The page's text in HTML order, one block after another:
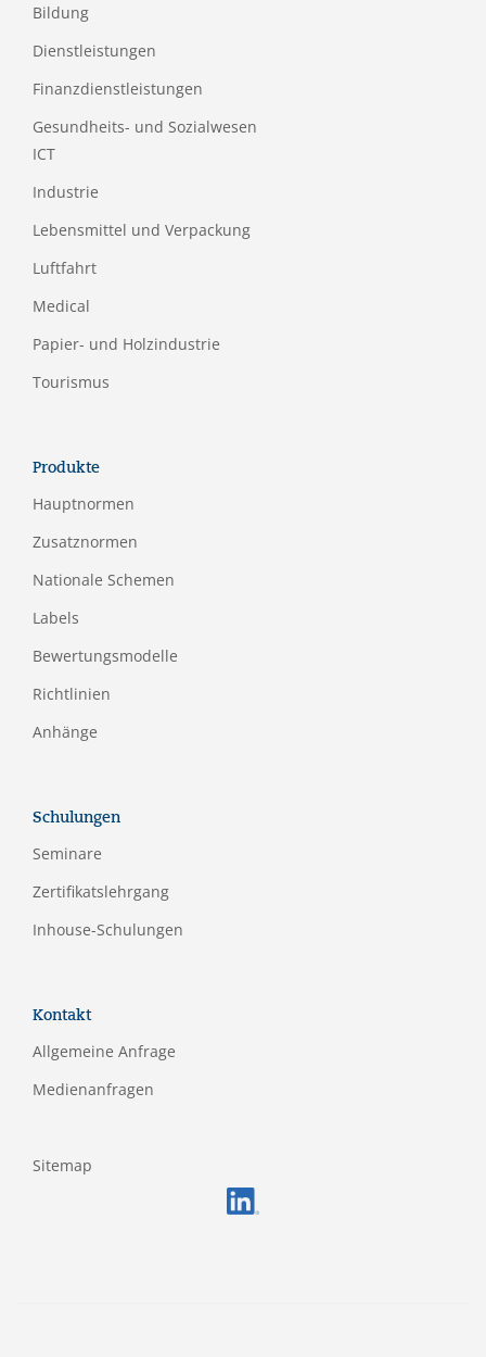
Bildung
Dienstleistungen
Finanzdienstleistungen
Gesundheits- und Sozialwesen
ICT
Industrie
Lebensmittel und Verpackung
Luftfahrt
Medical
Papier- und Holzindustrie
Tourismus
Produkte
Hauptnormen
Zusatznormen
Nationale Schemen
Labels
Bewertungsmodelle
Richtlinien
Anhänge
Schulungen
Seminare
Zertifikatslehrgang
Inhouse-Schulungen
Kontakt
Allgemeine Anfrage
Medienanfragen
Sitemap